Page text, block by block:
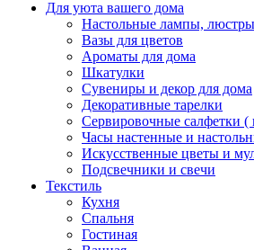
Для уюта вашего дома
Настольные лампы,
Вазы для цветов
Ароматы для дома
Шкатулки
Сувениры и декор для дома
Декоративные тарелки
Сервировочные салфетки
Часы настенные и
Искусственные цветы и
Подсвечники и свечи
Текстиль
Кухня
Спальня
Гостиная